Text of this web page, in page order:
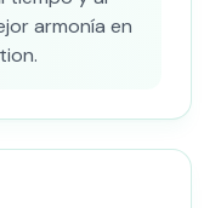
armonía en